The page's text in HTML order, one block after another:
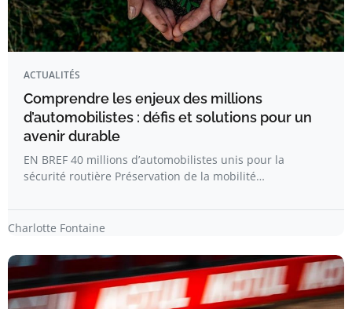
ACTUALITÉS
Comprendre les enjeux des millions
d’automobilistes : défis et solutions pour un
avenir durable
EN BREF 40 millions d’automobilistes unis pour la
sécurité routière Préservation de la mobilité…
Charlotte Fontaine